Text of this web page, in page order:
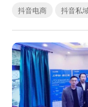
抖音电商 抖音私